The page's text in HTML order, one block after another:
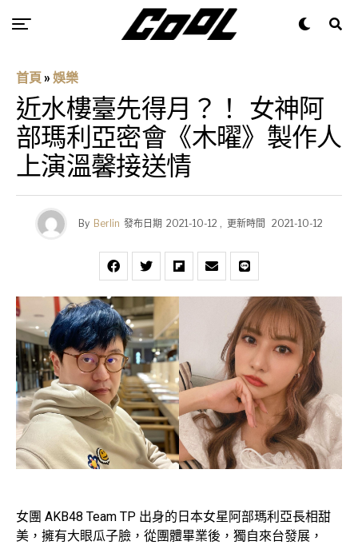
首頁 » 娛樂
近水樓臺先得月？！ 女神阿
部瑪利亞密會《木曜》製作人
上演溫馨接送情
By Berlin 發布日期 2021-10-12 , 更新時間 2021-10-12
女團 AKB48 Team TP 出身的日本女星阿部瑪利亞長相甜
美，擁有大眼瓜子臉，從團體畢業後，獨自來台發展，